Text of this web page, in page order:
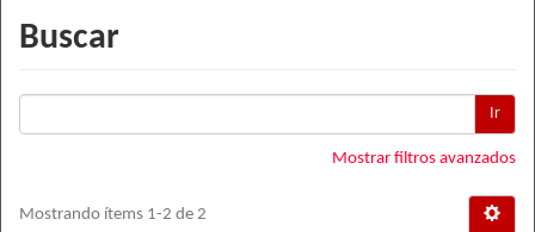
Buscar
Ir
Mostrar filtros avanzados
Mostrando ítems 1-2 de 2